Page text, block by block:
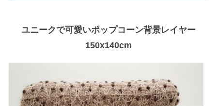
ユニークで可愛いポップコーン背景レイヤー
150x140cm